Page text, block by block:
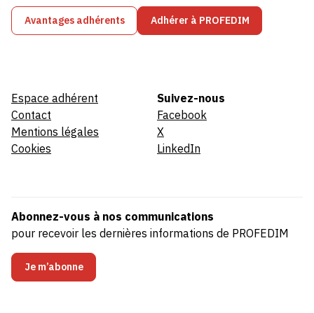
Avantages adhérents Adhérer à PROFEDIM
Espace adhérent
Contact
Mentions légales
Cookies
Suivez-nous
Facebook
X
LinkedIn
Abonnez-vous à nos communications
pour recevoir les dernières informations de PROFEDIM
Je m’abonne